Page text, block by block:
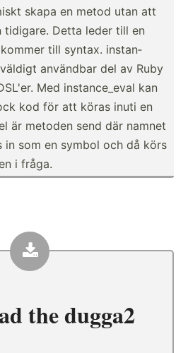
skapa en metod utan att
tidigare. Detta leder till en
till syntax. instan­
användbar del av Ruby
Med instan­ce_eval kan
kod för att köras inuti en
är metoden send där namnet
in som en symbol och då körs
i fråga.
thedugga2